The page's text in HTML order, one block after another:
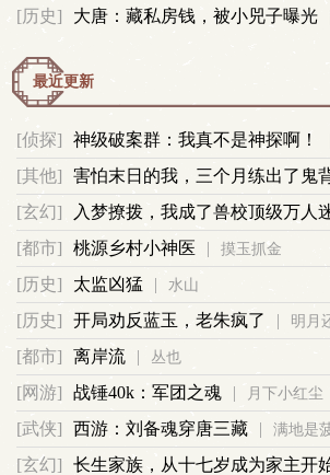
[历史] 大唐：藏私房钱，被小兕子曝光
最近更新
[侦探] 神级破案群：我真不是神探啊！
[其他] 害怕末日的我，三个月练出了鬼
[玄幻] 入梦撩拨，我成了兽校顶级万人
[都市] 桃源乡村小神医 | 摸玉抓金
[历史] 太监凶猛 | 水山
[历史] 开局劝反蓝玉，老朱疯了 | 明月
[都市] 离岸流 | 丛也
[网游] 战锤40k：军团之魂 | 月下小红尘
[武侠] 西游：刘备魂穿唐三藏 | 满地是
[玄幻] 长生家族，从十七岁成为家主开